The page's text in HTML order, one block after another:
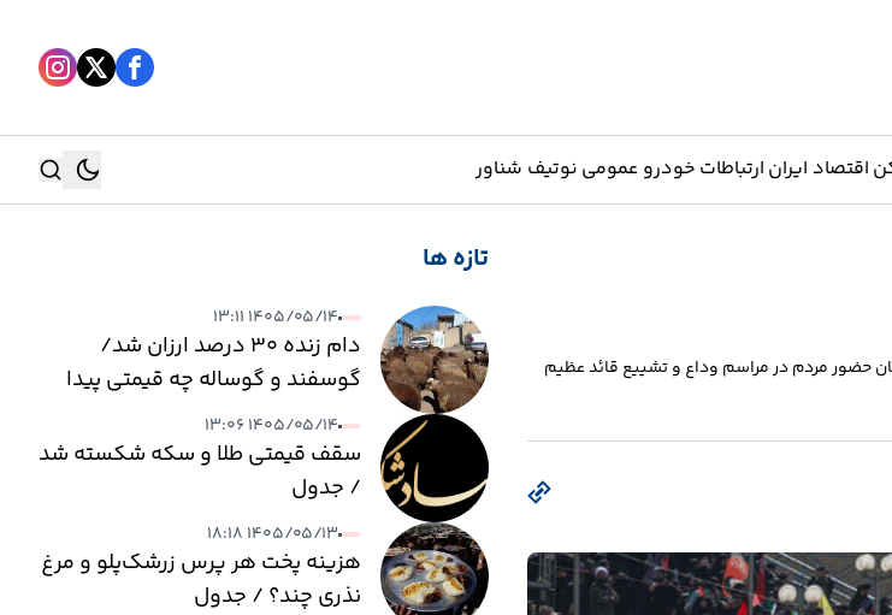
اقتصاد ایران ارتباطات خودرو عمومی نوتیف شناور
جستجو
حضور مردم در مراسم وداع و تشییع قائد عظیم
تازه ها
۱۴۰۵/۰۵/۱۴ ۱۳:۱۱
دام زنده ۳۰ درصد ارزان شد/
گوسفند و گوساله چه قیمتی پیدا
کرد؟
۱۴۰۵/۰۵/۱۴ ۱۳:۰۶
سقف قیمتی طلا و سکه شکسته شد
/ جدول
۱۴۰۵/۰۵/۱۳ ۱۸:۱۸
هزینه پخت هر پرس زرشک‌پلو و مرغ
نذری چند؟ / جدول